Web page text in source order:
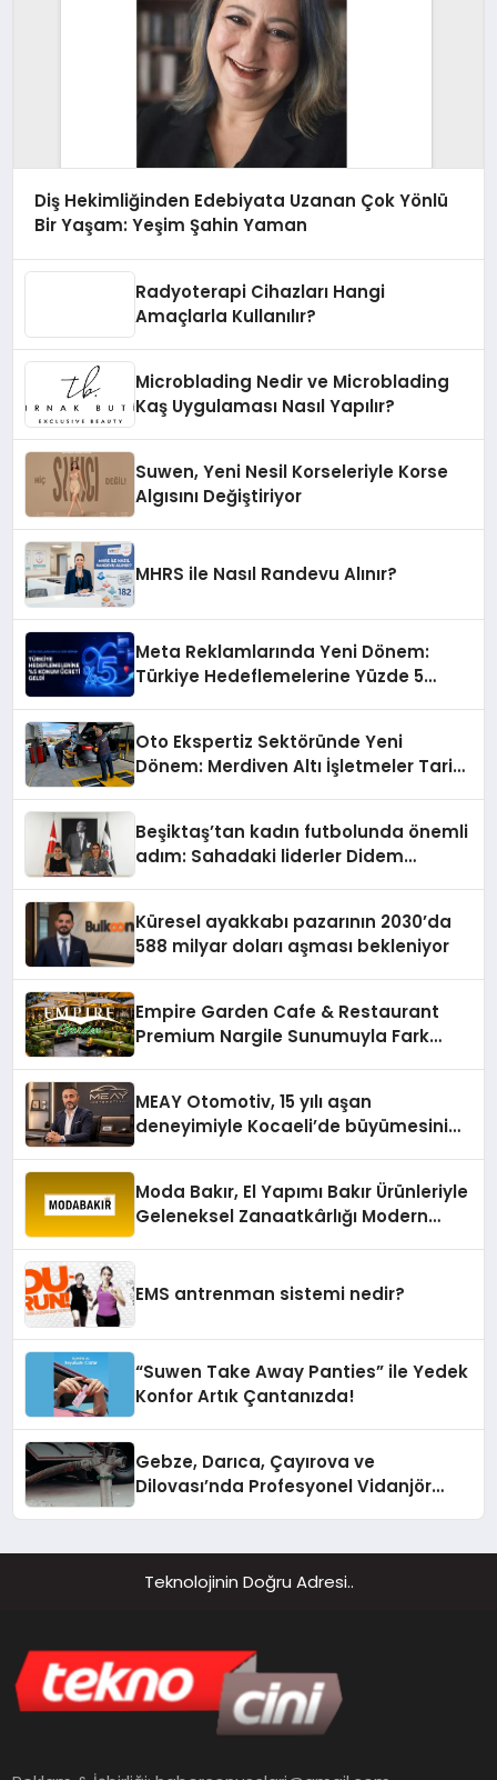
Diş Hekimliğinden Edebiyata Uzanan Çok Yönlü
Bir Yaşam: Yeşim Şahin Yaman
Radyoterapi Cihazları Hangi
Amaçlarla Kullanılır?
Microblading Nedir ve Microblading
Kaş Uygulaması Nasıl Yapılır?
Suwen, Yeni Nesil Korseleriyle Korse
Algısını Değiştiriyor
MHRS ile Nasıl Randevu Alınır?
Meta Reklamlarında Yeni Dönem:
Türkiye Hedeflemelerine Yüzde 5
Oto Ekspertiz Sektöründe Yeni
Dönem: Merdiven Altı İşletmeler Tarih
Beşiktaş’tan kadın futbolunda önemli
adım: Sahadaki liderler Didem
Küresel ayakkabı pazarının 2030’da
588 milyar doları aşması bekleniyor
Empire Garden Cafe & Restaurant
Premium Nargile Sunumuyla Fark
MEAY Otomotiv, 15 yılı aşan
deneyimiyle Kocaeli’de büyümesini
Moda Bakır, El Yapımı Bakır Ürünleriyle
Geleneksel Zanaatkârlığı Modern
EMS antrenman sistemi nedir?
“Suwen Take Away Panties” ile Yedek
Konfor Artık Çantanızda!
Gebze, Darıca, Çayırova ve
Dilovası’nda Profesyonel Vidanjör
Teknolojinin Doğru Adresi..